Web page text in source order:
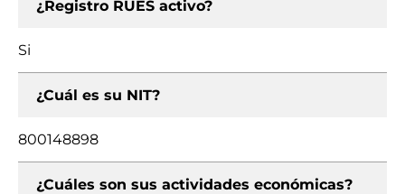
¿Registro RUES activo?
Si
¿Cuál es su NIT?
800148898
¿Cuáles son sus actividades económicas?